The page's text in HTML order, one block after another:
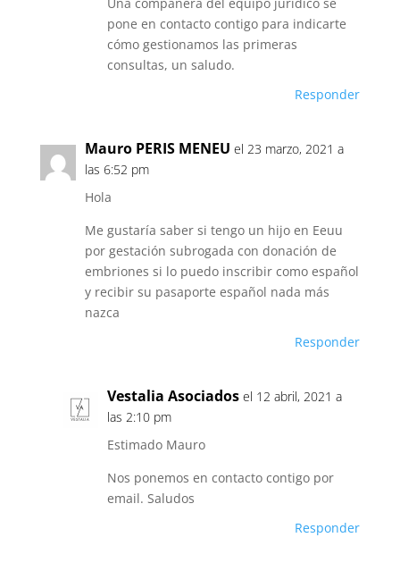
pone en contacto contigo para indicarte
cómo gestionamos las primeras
consultas, un saludo.
Responder
Mauro PERIS MENEU el 23 marzo, 2021 a
las 6:52 pm
Hola
Me gustaría saber si tengo un hijo en Eeuu
por gestación subrogada con donación de
embriones si lo puedo inscribir como español
y recibir su pasaporte español nada más
nazca
Responder
Vestalia Asociados el 12 abril, 2021 a
las 2:10 pm
Estimado Mauro
Nos ponemos en contacto contigo por
email. Saludos
Responder